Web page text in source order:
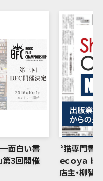
面白い書
第3回開催
〝猫専門書
ｅｃｏｙａ ｂ
店主・柳智